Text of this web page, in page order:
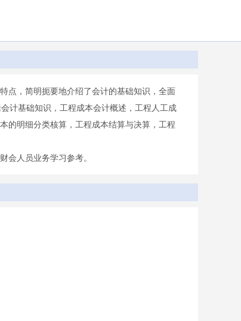
点，简明扼要地介绍了会计的基础知识，全面
计基础知识，工程成本会计概述，工程人工成
的明细分类核算，工程成本结算与决算，工程
会人员业务学习参考。